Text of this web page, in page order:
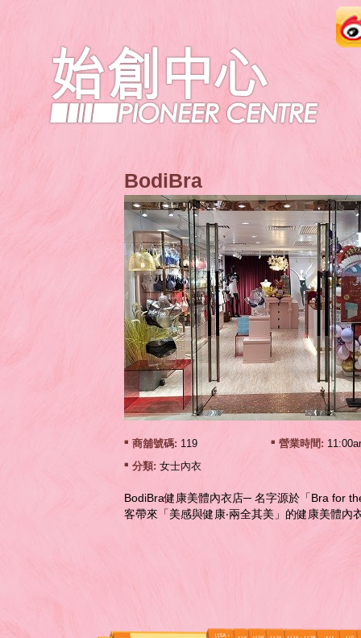
BodiBra
商舖號碼: 119 營業時間:
分類: 女士內衣
BodiBra健康美體內衣店─ 名字源於「Bra for
客帶來「美感與健康‧兩全其美」的健康美體內